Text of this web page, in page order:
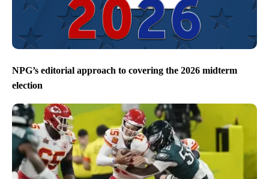
NPG’s editorial approach to covering the 2026 midterm
election